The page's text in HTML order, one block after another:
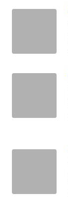
SELATAN
LESUNG
WN